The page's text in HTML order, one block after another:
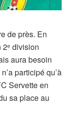
de près. En
2e division
aura besoin
participé qu’à
Servette en
sa place au